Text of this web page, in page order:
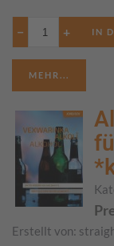
− +
MEHR...
Erstellt von: